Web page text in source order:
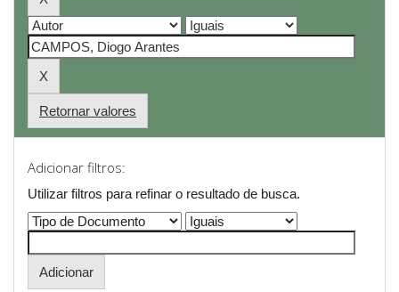
Retornar valores
Adicionar filtros:
Utilizar filtros para refinar o resultado de busca.